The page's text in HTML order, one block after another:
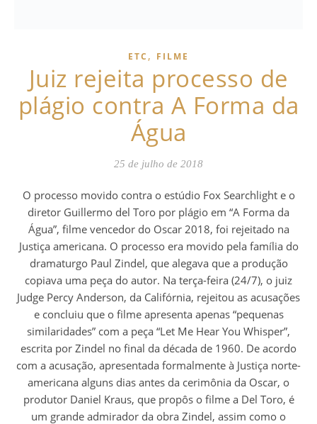
ETC , FILME
Juiz rejeita processo de
plágio contra A Forma da
Água
25 de julho de 2018
O processo movido contra o estúdio Fox Searchlight e o
diretor Guillermo del Toro por plágio em “A Forma da
Água”, filme vencedor do Oscar 2018, foi rejeitado na
Justiça americana. O processo era movido pela família do
dramaturgo Paul Zindel, que alegava que a produção
copiava uma peça do autor. Na terça-feira (24/7), o juiz
Judge Percy Anderson, da Califórnia, rejeitou as acusações
e concluiu que o filme apresenta apenas “pequenas
similaridades” com a peça “Let Me Hear You Whisper”,
escrita por Zindel no final da década de 1960. De acordo
com a acusação, apresentada formalmente à Justiça norte-
americana alguns dias antes da cerimônia da Oscar, o
produtor Daniel Kraus, que propôs o filme a Del Toro, é
um grande admirador da obra Zindel, assim como o